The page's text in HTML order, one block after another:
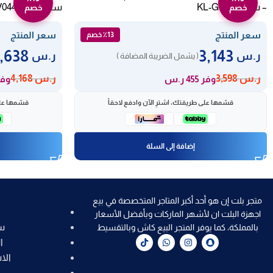
خصم
– ستيل KL-G 904
سعر المنتج ٪13 خصم
ر.س ( يشمل الضريبة المضافة )
ر.س3,598 وفر 455 ر.س
قسّمها على طريقتك، اشترِ الآن وادفع لاحقاً
إضافة إلى السلة
خصمستيل FGG9VV044XN.K
سعر المنتج
ر.س
ر.س4,168 وفر 530
قسّمها
متجر بلت إن هو أحد أكبر المتاجر المتخصصة في بيع
اجهزة البلت ان لأشهر الماركات وبأفضل الأسعار
بالمملكة، كما يوفر المتجر البيع كاش وبالتقسيط